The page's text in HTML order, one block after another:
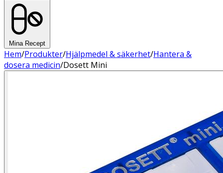
Mina Recept
Hem/Produkter/Hjälpmedel & säkerhet/Hantera &
dosera medicin/Dosett Mini